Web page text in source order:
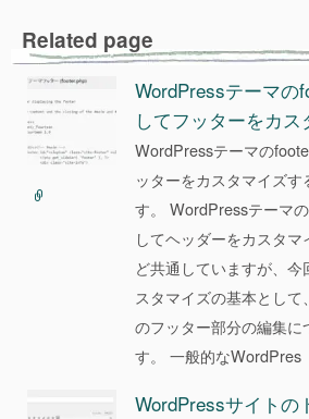
o
k
Related page
WordPressテーマの
してフッターをカス
WordPressテーマの
ッターをカスタマイズす
す。 WordPressテーマ
してヘッダーをカスタ
ど共通していますが、
スタマイズの基本とし
のフッター部分の編集に
す。 一般的なWordPres
WordPressサイトの